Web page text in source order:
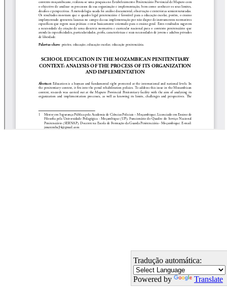
Tradução automática:
Powered by Translate